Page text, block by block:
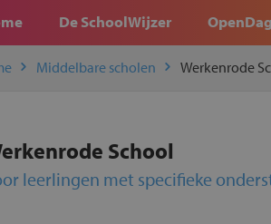
De SchoolWijzer
Middelbare scholen Werkenrode
School
leerlingen met specifieke